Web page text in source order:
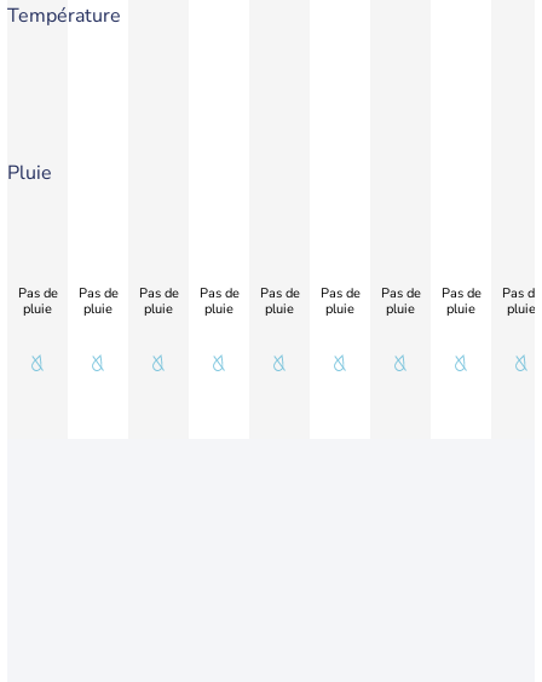
Température
Pluie
Pas de
pluie
Pas de
pluie
Pas de
pluie
Pas de
pluie
Pas de
pluie
Pas de
pluie
Pas de
pluie
Pas de
pluie
Pas de
pluie